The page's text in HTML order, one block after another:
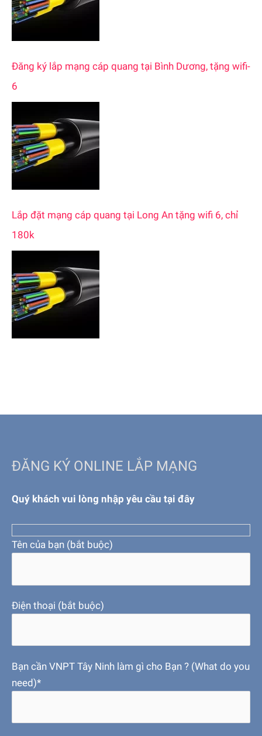
Đăng ký lắp mạng cáp quang tại Bình Dương, tặng wifi-
6
Lắp đặt mạng cáp quang tại Long An tặng wifi 6, chỉ
180k
ĐĂNG KÝ ONLINE LẮP MẠNG
Quý khách vui lòng nhập yêu cầu tại đây
Tên của bạn (bắt buộc)
Điện thoại (bắt buộc)
Bạn cần VNPT Tây Ninh làm gì cho Bạn ? (What do you
need)*